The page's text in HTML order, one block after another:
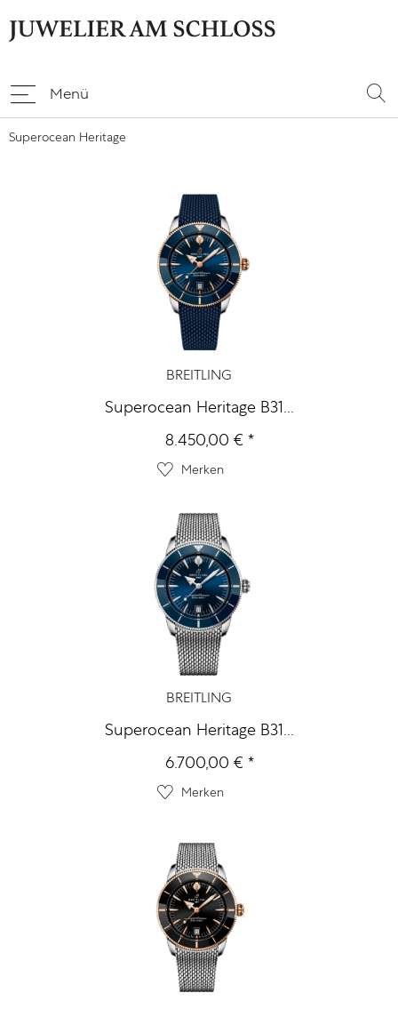
Menü
Superocean Heritage
BREITLING
Superocean Heritage B31...
8.450,00 € *
Merken
BREITLING
Superocean Heritage B31...
6.700,00 € *
Merken